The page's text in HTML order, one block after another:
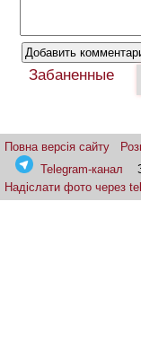
Забаненные
Повна версія сайту
Telegram-канал
Надіслати фото через